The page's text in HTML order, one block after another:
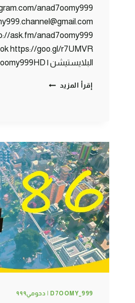
البلايستيشن | ps ID d7oomy999HD
إقرأ المزيد ماين
|
89#
MINECRAFT
:
D7OOMY999
D7OOMY_999 | دحومي٩٩٩